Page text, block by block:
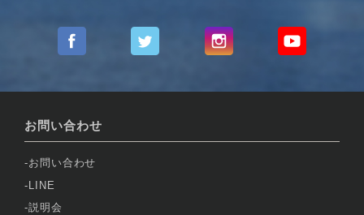
お問い合わせ
お問い合わせ
LINE
説明会